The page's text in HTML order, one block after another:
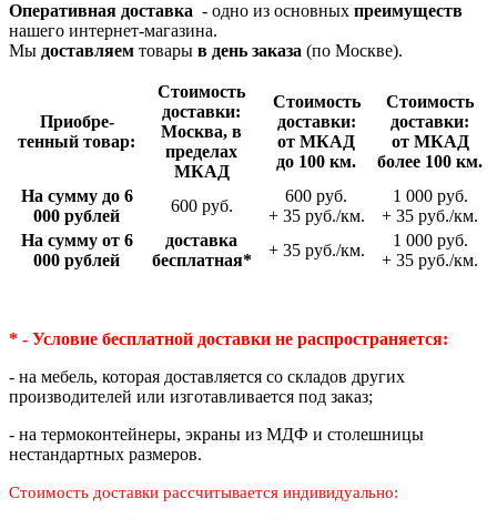
Оперативная доставка - одно из основных преимуществ
нашего интернет-магазина.
Мы доставляем товары в день заказа (по Москве).
Приобре­
тенный товар:
Стои­мость
доставки:
Москва, в
пределах
МКАД
Стои­мость
доставки:
от МКАД
до 100 км.
Стои­мость
доставки:
от МКАД
более 100 км.
На сумму до 6
000 рублей
600 руб.
600 руб.
+ 35 руб./км.
1 000 руб.
+ 35 руб./км.
На сумму от 6
000 рублей
доставка
беспла­тная*
+ 35 руб./км.
1 000 руб.
+ 35 руб./км.
* - Условие бесплатной доставки не распространяется:
- на мебель, которая доставляется со складов других
производителей или изготавливается под заказ;
- на термоконтейнеры, экраны из МДФ и столешницы
нестандартных размеров.
Стоимость доставки рассчитывается индивидуально: